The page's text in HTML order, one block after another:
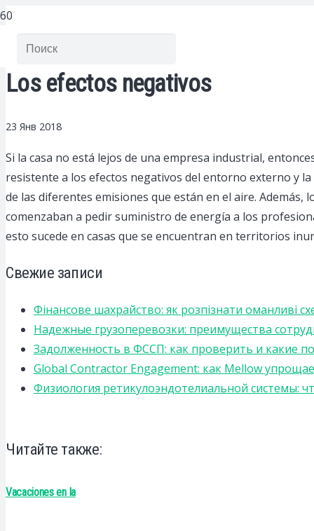
Los efectos negativos
23 Янв 2018
Si la casa no está lejos de una empresa industrial,
resistente a los efectos negativos del entorno externo y
de las diferentes emisiones que están en el aire.
comenzaban a pedir suministro de energía a los
esto sucede en casas que se encuentran en territorios
Свежие записи
Фінансове шахрайство: як розпізнати оманливі
Надежные грузоперевозки: преимущества
Задолженность в ФССП: как проверить и какие
Global Contractor Engagement: как Mellow
Физиология ретикулоэндотелиальной системы:
Читайте также:
Vacaciones en la